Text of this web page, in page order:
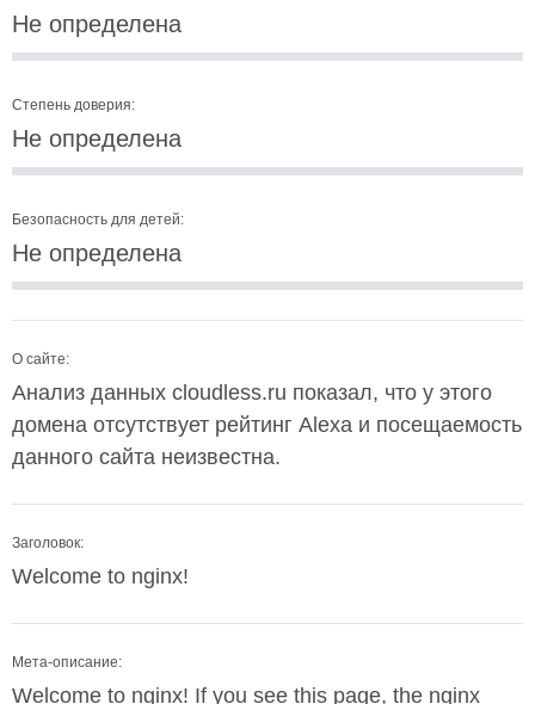
Не определена
Степень доверия:
Не определена
Безопасность для детей:
Не определена
О сайте:
Анализ данных cloudless.ru показал, что у этого
домена отсутствует рейтинг Alexa и посещаемость
данного сайта неизвестна.
Заголовок:
Welcome to nginx!
Мета-описание:
Welcome to nginx! If you see this page, the nginx